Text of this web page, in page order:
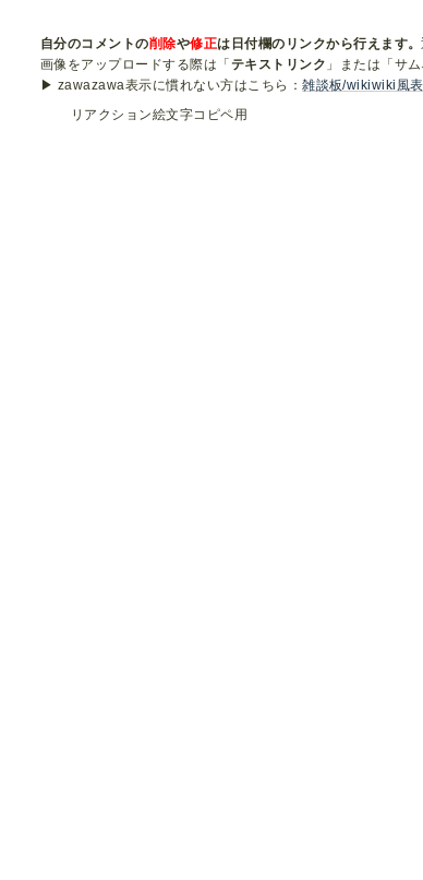
自分のコメントの削除や修正は日付欄のリンクから行えます。
画像をアップロードする際は「テキストリンク 」または「サ
▶ zawazawa表示に慣れない方はこちら：雑談板/wikiwiki風
リアクション絵文字コピペ用